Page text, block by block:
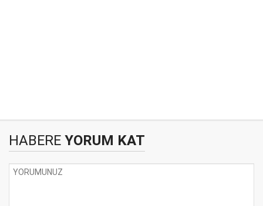
HABERE YORUM KAT